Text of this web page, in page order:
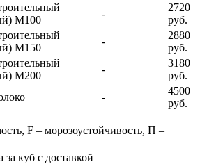
М100
-
2720
руб.
М150
-
2880
руб.
М200
-
3180
руб.
-
4500
руб.
F – морозоустойчивость, П –
за куб с доставкой